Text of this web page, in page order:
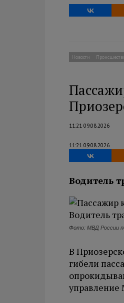
Новости
11:21 09.08.2026
11:21 09.08.2026
Водитель
Фото: МВД России
В
гибели
управление